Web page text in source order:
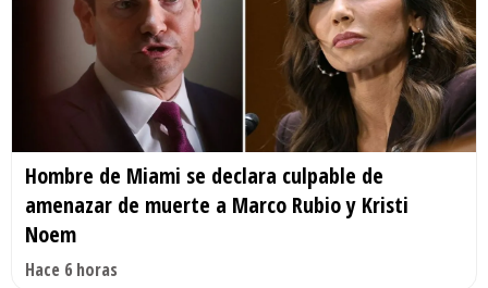
Hombre de Miami se declara culpable de
amenazar de muerte a Marco Rubio y Kristi
Noem
Hace 6 horas